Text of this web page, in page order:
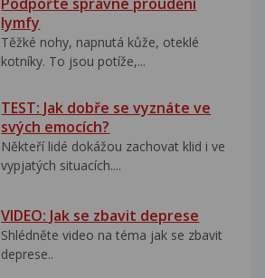
lymfy
Těžké nohy, napnutá kůže, oteklé
kotníky. To jsou potíže,...
TEST: Jak dobře se vyznáte ve
svých emocích?
Někteří lidé dokážou zachovat klid i ve
vypjatých situacích....
VIDEO: Jak se zbavit deprese
Shlédněte video na téma jak se zbavit
deprese..